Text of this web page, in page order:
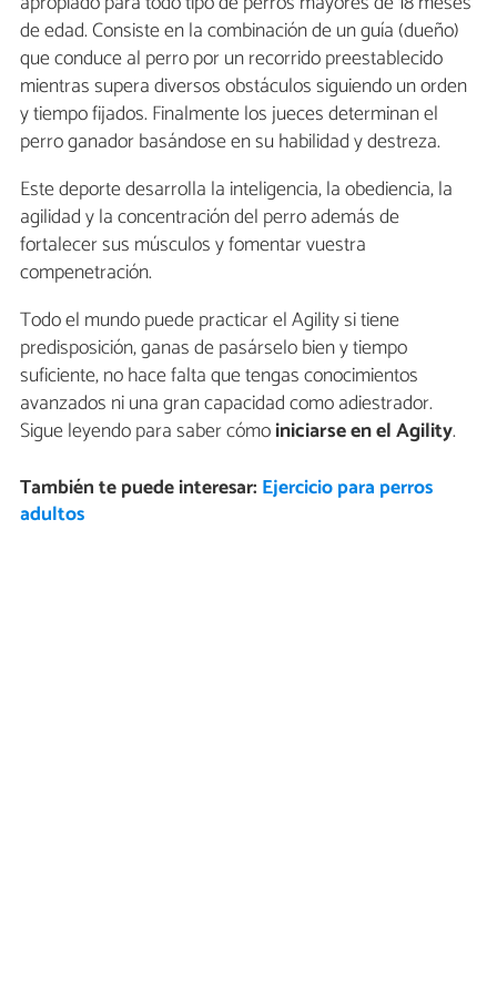
de edad. Consiste en la combinación de un guía (dueño)
que conduce al perro por un recorrido preestablecido
mientras supera diversos obstáculos siguiendo un orden
y tiempo fijados. Finalmente los jueces determinan el
perro ganador basándose en su habilidad y destreza.
Este deporte desarrolla la inteligencia, la obediencia, la
agilidad y la concentración del perro además de
fortalecer sus músculos y fomentar vuestra
compenetración.
Todo el mundo puede practicar el Agility si tiene
predisposición, ganas de pasárselo bien y tiempo
suficiente, no hace falta que tengas conocimientos
avanzados ni una gran capacidad como adiestrador.
Sigue leyendo para saber cómoiniciarse en el Agility.
También te puede interesar: Ejercicio para perros
adultos